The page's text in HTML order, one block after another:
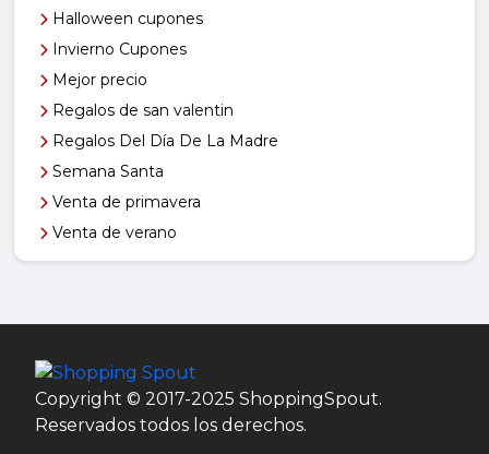
Halloween cupones
Invierno Cupones
Mejor precio
Regalos de san valentin
Regalos Del Día De La Madre
Semana Santa
Venta de primavera
Venta de verano
Copyright © 2017-2025 ShoppingSpout.
Reservados todos los derechos.